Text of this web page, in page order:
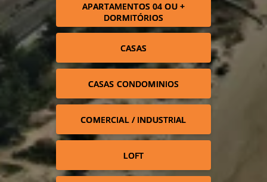
APARTAMENTOS 04 OU +
DORMITÓRIOS
CASAS
CASAS CONDOMINIOS
COMERCIAL / INDUSTRIAL
LOFT